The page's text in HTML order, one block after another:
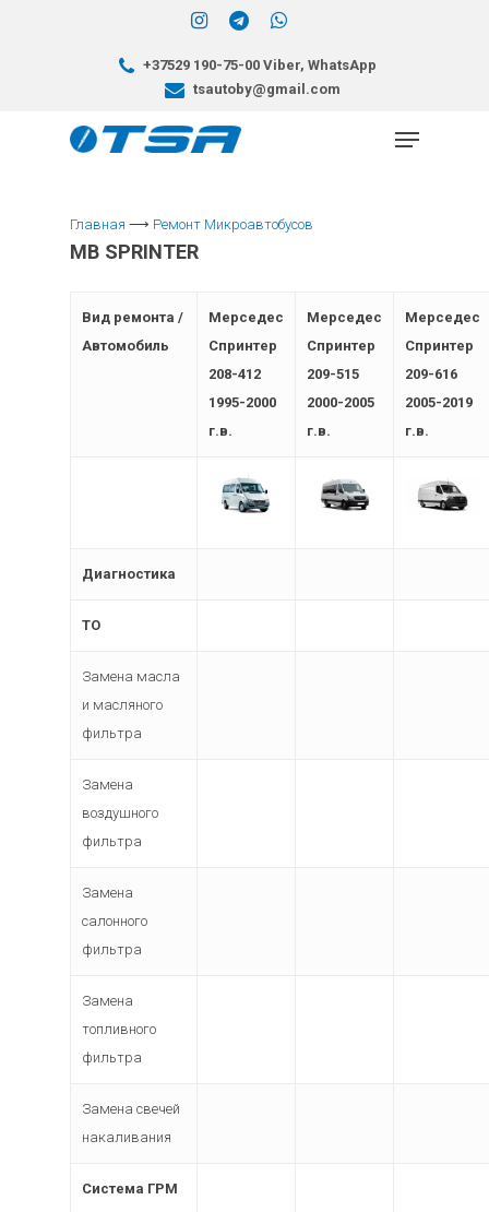
+37529 190-75-00 Viber, WhatsApp
tsautoby@gmail.com
Hit enter to search or ESC to close
Главная ⟶ Ремонт Микроавтобусов
MB SPRINTER
Вид ремонта /
Автомобиль
Мерседес
Спринтер
208-412
1995-2000
г.в.
Мерседес
Спринтер
209-515
2000-2005
г.в.
Мерседес
Спринтер
209-616
2005-2019
г.в.
Диагностика
ТО
Замена масла
и масляного
фильтра
Замена
воздушного
фильтра
Замена
салонного
фильтра
Замена
топливного
фильтра
Замена свечей
накаливания
Система ГРМ